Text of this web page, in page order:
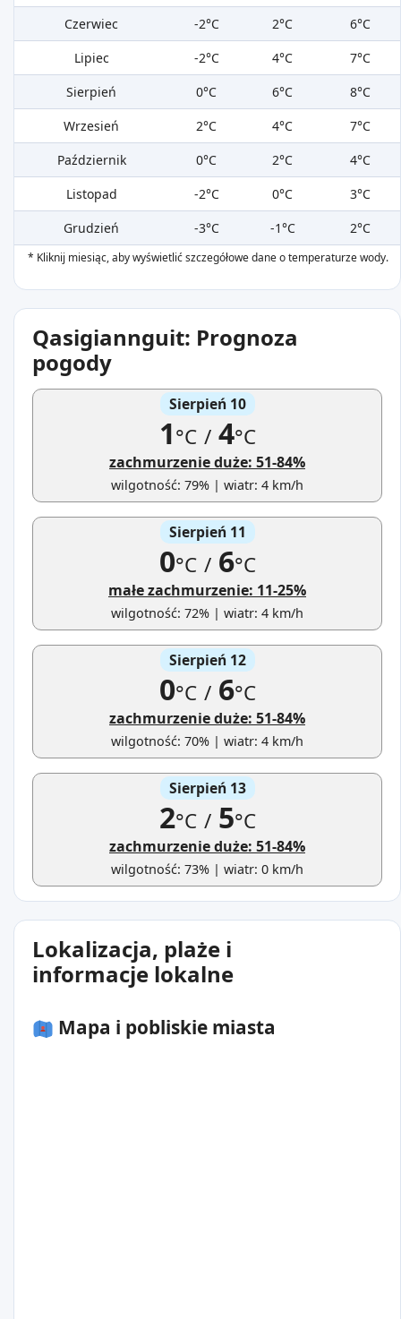
Czerwiec
-2°C 2°C
6°C
Lipiec
-2°C 4°C
7°C
Sierpień
0°C 6°C
8°C
Wrzesień
2°C 4°C
7°C
Październik
0°C 2°C
4°C
Listopad
-2°C 0°C
3°C
Grudzień
-3°C -1°C 2°C
* Kliknij miesiąc, aby wyświetlić szczegółowe dane o temperaturze wody.
Qasigiannguit: Prognoza
pogody
Sierpień 10
1°C /4°C
zachmurzenie duże: 51-84%
wilgotność: 79% | wiatr: 4 km/h
Sierpień 11
0°C /6°C
małe zachmurzenie: 11-25%
wilgotność: 72% | wiatr: 4 km/h
Sierpień 12
0°C /6°C
zachmurzenie duże: 51-84%
wilgotność: 70% | wiatr: 4 km/h
Sierpień 13
2°C /5°C
zachmurzenie duże: 51-84%
wilgotność: 73% | wiatr: 0 km/h
Lokalizacja, plaże i
informacje lokalne
Mapa i pobliskie miasta